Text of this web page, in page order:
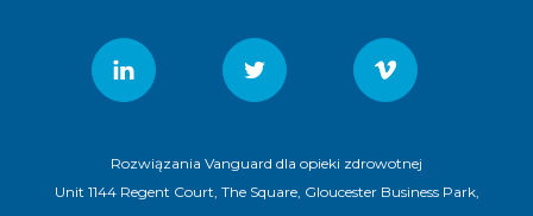
Rozwiązania Vanguard dla opieki zdrowotnej
Unit 1144 Regent Court, The Square, Gloucester Business Park,